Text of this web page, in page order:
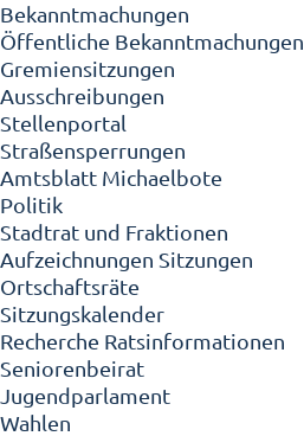
Bekanntmachungen
Öffentliche Bekanntmachungen
Gremiensitzungen
Ausschreibungen
Stellenportal
Straßensperrungen
Amtsblatt Michaelbote
Politik
Stadtrat und Fraktionen
Aufzeichnungen Sitzungen
Ortschaftsräte
Sitzungskalender
Recherche Ratsinformationen
Seniorenbeirat
Jugendparlament
Wahlen